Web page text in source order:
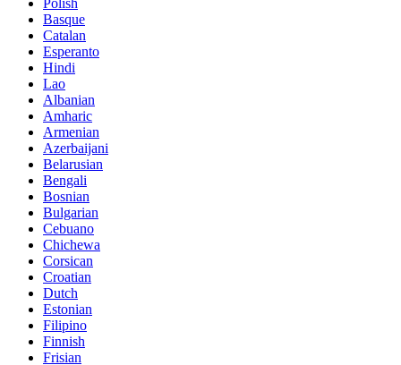
Basque
Catalan
Esperanto
Hindi
Lao
Albanian
Amharic
Armenian
Azerbaijani
Belarusian
Bengali
Bosnian
Bulgarian
Cebuano
Chichewa
Corsican
Croatian
Dutch
Estonian
Filipino
Finnish
Frisian